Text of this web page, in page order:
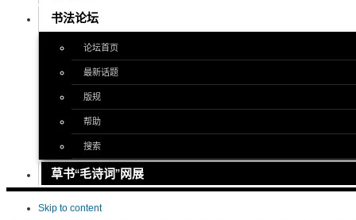
书法论坛
论坛首页
最新话题
版规
帮助
搜索
草书“毛诗词”网展
Skip to content